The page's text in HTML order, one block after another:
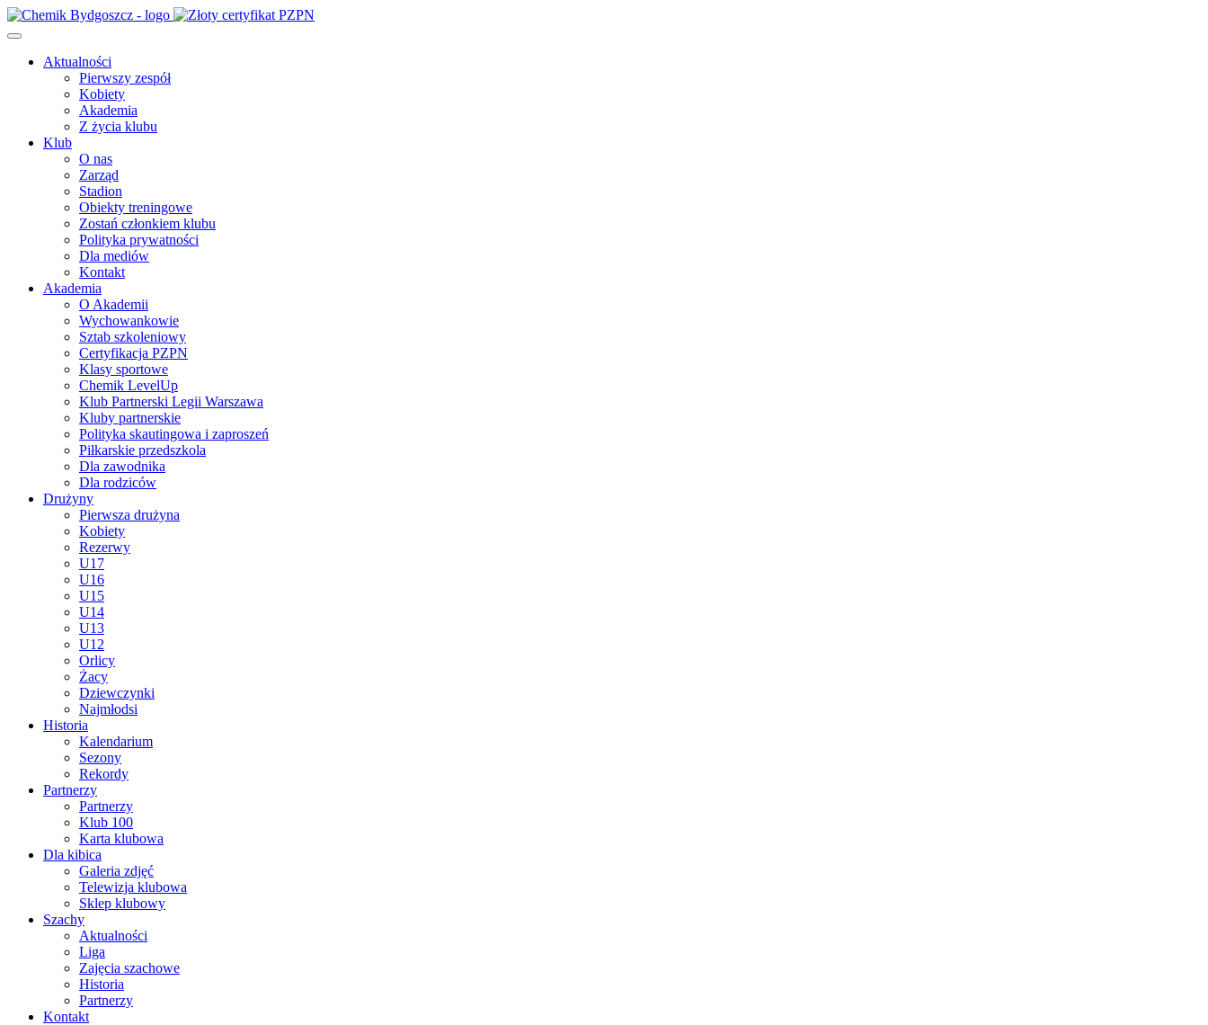
Aktualności
Pierwszy zespół
Kobiety
Akademia
Z życia klubu
Klub
O nas
Zarząd
Stadion
Obiekty treningowe
Zostań członkiem klubu
Polityka prywatności
Dla mediów
Kontakt
Akademia
O Akademii
Wychowankowie
Sztab szkoleniowy
Certyfikacja PZPN
Klasy sportowe
Chemik LevelUp
Klub Partnerski Legii Warszawa
Kluby partnerskie
Polityka skautingowa i zaproszeń
Piłkarskie przedszkola
Dla zawodnika
Dla rodziców
Drużyny
Pierwsza drużyna
Kobiety
Rezerwy
U17
U16
U15
U14
U13
U12
Orlicy
Żacy
Dziewczynki
Najmłodsi
Historia
Kalendarium
Sezony
Rekordy
Partnerzy
Partnerzy
Klub 100
Karta klubowa
Dla kibica
Galeria zdjęć
Telewizja klubowa
Sklep klubowy
Szachy
Aktualności
Liga
Zajęcia szachowe
Historia
Partnerzy
Kontakt